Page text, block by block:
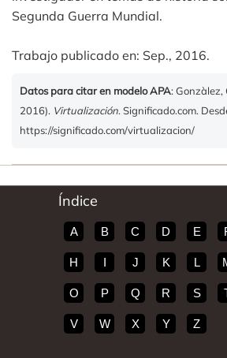
Segunda Guerra Mundial.
Trabajo publicado en: Sep., 2016.
Datos para citar en modelo APA: Gonzàlez,
2016). Virtualización. Significado.com.
https://significado.com/virtualizacion/
Índice
A B C D E
H I J K L
O P Q R S
V W X Y Z